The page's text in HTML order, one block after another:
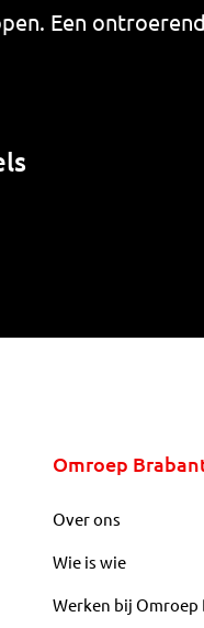
Een
Omroep
Over ons
Wie is wie
Werken bij Omroep